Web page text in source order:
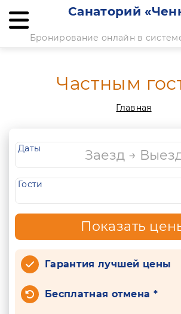
Санаторий
Бронирование онлайн в
Частным
Главная
Даты
Гости
Показать
Гарантия лучшей цены
Бесплатная отмена *